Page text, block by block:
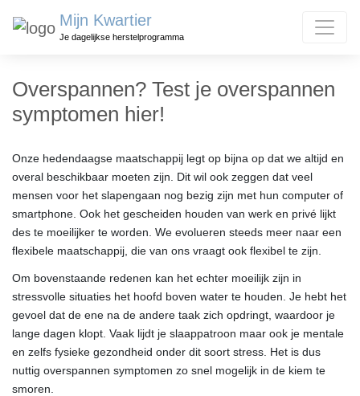
Mijn Kwartier
Je dagelijkse herstelprogramma
Overspannen? Test je overspannen
symptomen hier!
Onze hedendaagse maatschappij legt op bijna op dat we altijd en
overal beschikbaar moeten zijn. Dit wil ook zeggen dat veel
mensen voor het slapengaan nog bezig zijn met hun computer of
smartphone. Ook het gescheiden houden van werk en privé lijkt
des te moeilijker te worden. We evolueren steeds meer naar een
flexibele maatschappij, die van ons vraagt ook flexibel te zijn.
Om bovenstaande redenen kan het echter moeilijk zijn in
stressvolle situaties het hoofd boven water te houden. Je hebt het
gevoel dat de ene na de andere taak zich opdringt, waardoor je
lange dagen klopt. Vaak lijdt je slaappatroon maar ook je mentale
en zelfs fysieke gezondheid onder dit soort stress. Het is dus
nuttig overspannen symptomen zo snel mogelijk in de kiem te
smoren.